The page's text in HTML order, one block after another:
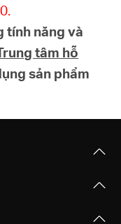
tính năng và
tâm hỗ
sản phẩm